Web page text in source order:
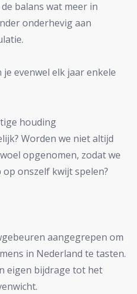
balans wat meer in
onderhevig aan
evenwel elk jaar enkele
houding
Worden we niet altijd
opgenomen, zodat we
onszelf kwijt spelen?
aangegrepen om
in Nederland te tasten.
eigen bijdrage tot het